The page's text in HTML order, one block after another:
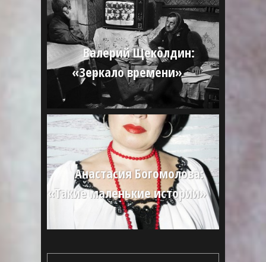
Валерий Щеколдин:
«Зеркало времени»
Анастасия Богомолова:
«Такие маленькие истории»